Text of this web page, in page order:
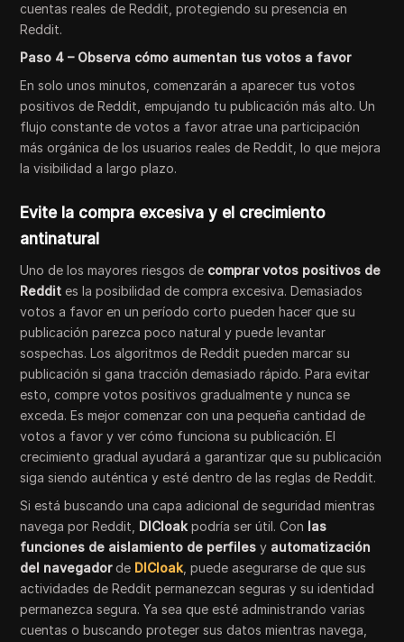
cuentas reales de Reddit, protegiendo su presencia en
Reddit.
Paso 4 – Observa cómo aumentan tus votos a favor
En solo unos minutos, comenzarán a aparecer tus votos
positivos de Reddit, empujando tu publicación más alto. Un
flujo constante de votos a favor atrae una participación
más orgánica de los usuarios reales de Reddit, lo que mejora
la visibilidad a largo plazo.
Evite la compra excesiva y el crecimiento
antinatural
Uno de los mayores riesgos de comprar votos positivos de
Reddit es la posibilidad de compra excesiva. Demasiados
votos a favor en un período corto pueden hacer que su
publicación parezca poco natural y puede levantar
sospechas. Los algoritmos de Reddit pueden marcar su
publicación si gana tracción demasiado rápido. Para evitar
esto, compre votos positivos gradualmente y nunca se
exceda. Es mejor comenzar con una pequeña cantidad de
votos a favor y ver cómo funciona su publicación. El
crecimiento gradual ayudará a garantizar que su publicación
siga siendo auténtica y esté dentro de las reglas de Reddit.
Si está buscando una capa adicional de seguridad mientras
navega por Reddit, DICloakpodría ser útil. Con las
funciones de aislamiento de perfiles y automatización
del navegadorde DICloak, puede asegurarse de que sus
actividades de Reddit permanezcan seguras y su identidad
permanezca segura. Ya sea que esté administrando varias
cuentas o buscando proteger sus datos mientras navega,